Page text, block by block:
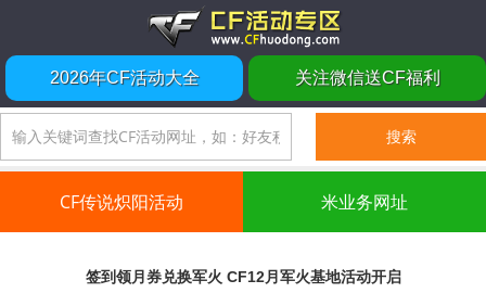
2026年CF活动大全 关注微信送CF福利
CF传说炽阳活动 米业务网址
签到领月券兑换军火 CF12月军火基地活动开启